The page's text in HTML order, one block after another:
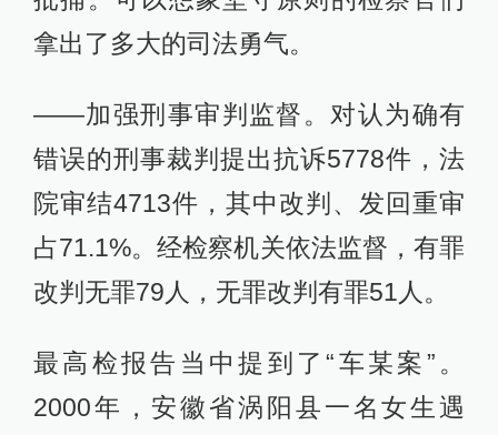
拿出了多大的司法勇气。
——加强刑事审判监督。对认为确有
错误的刑事裁判提出抗诉5778件，法
院审结4713件，其中改判、发回重审
占71.1%。经检察机关依法监督，有罪
改判无罪79人，无罪改判有罪51人。
最高检报告当中提到了“车某案”。
2000年，安徽省涡阳县一名女生遇